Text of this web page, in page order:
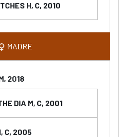
H, C, 2010
MADRE
2018
DIA M, C, 2001
C, 2005